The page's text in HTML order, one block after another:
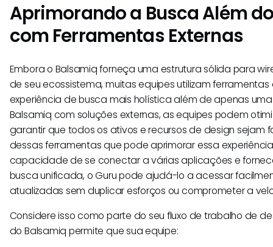
Aprimorando a Busca Além
com Ferramentas Externas
Embora o Balsamiq forneça uma estrutura sólida para
de seu ecossistema, muitas equipes utilizam
experiência de busca mais holística além de apenas
Balsamiq com soluções externas, as equipes podem
garantir que todos os ativos e recursos de design sejam
dessas ferramentas que pode aprimorar essa
capacidade de se conectar a várias aplicações e
busca unificada, o Guru pode ajudá-lo a acessar
atualizadas sem duplicar esforços ou comprometer a
Considere isso como parte do seu fluxo de trabalho de
do Balsamiq permite que sua equipe: